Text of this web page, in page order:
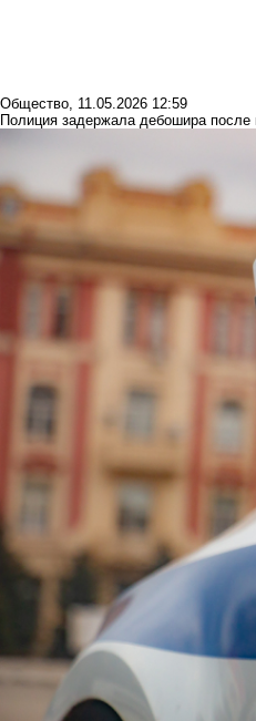
Общество, 11.05.2026 12:59
Полиция задержала дебошира